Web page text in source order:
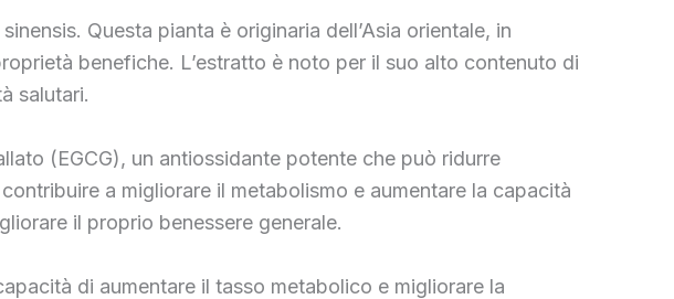
Questa pianta è originaria dell’Asia orientale, in
benefiche. L’estratto è noto per il suo alto contenuto di
salutari.
(EGCG), un antiossidante potente che può ridurre
a migliorare il metabolismo e aumentare la capacità
il proprio benessere generale.
di aumentare il tasso metabolico e migliorare la